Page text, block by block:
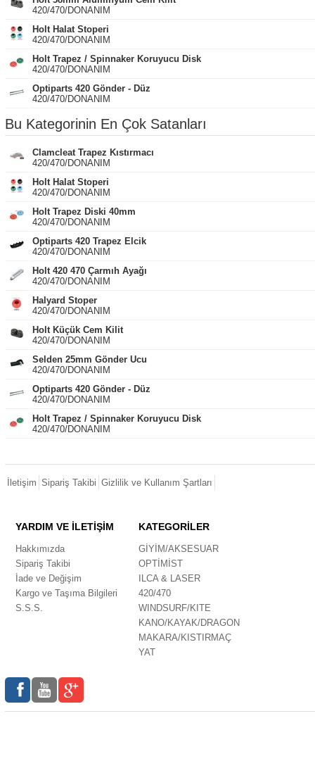
420/470/DONANIM
Holt Halat Stoperi
420/470/DONANIM
Holt Trapez / Spinnaker Koruyucu Disk
420/470/DONANIM
Optiparts 420 Gönder - Düz
420/470/DONANIM
Bu Kategorinin En Çok Satanları
Clamcleat Trapez Kıstırmacı
420/470/DONANIM
Holt Halat Stoperi
420/470/DONANIM
Holt Trapez Diski 40mm
420/470/DONANIM
Optiparts 420 Trapez Elcik
420/470/DONANIM
Holt 420 470 Çarmıh Ayağı
420/470/DONANIM
Halyard Stoper
420/470/DONANIM
Holt Küçük Cem Kilit
420/470/DONANIM
Selden 25mm Gönder Ucu
420/470/DONANIM
Optiparts 420 Gönder - Düz
420/470/DONANIM
Holt Trapez / Spinnaker Koruyucu Disk
420/470/DONANIM
İletişim Sipariş Takibi Gizlilik ve Kullanım Şartları
YARDIM VE İLETİŞİM
Hakkımızda
Sipariş Takibi
İade ve Değişim
Kargo ve Taşıma Bilgileri
S.S.S.
KATEGORİLER
GİYİM/AKSESUAR
OPTİMİST
ILCA & LASER
420/470
WINDSURF/KITE
KANO/KAYAK/DRAGON
MAKARA/KISTIRMAÇ
YAT